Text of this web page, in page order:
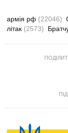
армія рф (22046)
літак (2573)